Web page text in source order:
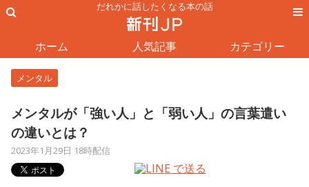
だれかに話したくなる本の話
ホーム 人気記事 カテゴリー
メンタル
メンタルが「強い人」と「弱い人」の言葉遣い
の違いとは？
2023年1月29日 18時配信